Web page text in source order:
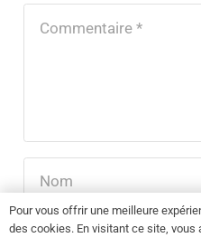
Pour vous offrir une meilleure
des cookies. En visitant ce site, vous